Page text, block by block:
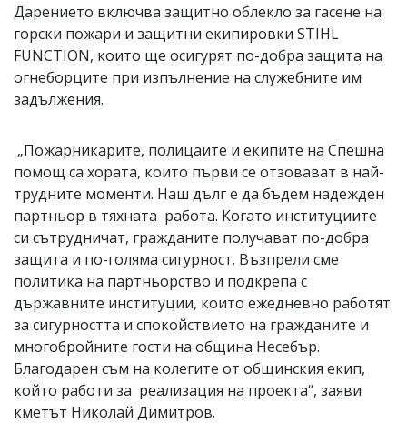
Дарението включва защитно облекло за гасене на
горски пожари и защитни екипировки STIHL
FUNCTION, които ще осигурят по-добра защита на
огнеборците при изпълнение на служебните им
задължения.
„Пожарникарите, полицаите и екипите на Спешна
помощ са хората, които първи се отзовават в най-
трудните моменти. Наш дълг е да бъдем надежден
партньор в тяхната работа. Когато институциите
си сътрудничат, гражданите получават по-добра
защита и по-голяма сигурност. Възпрели сме
политика на партньорство и подкрепа с
държавните институции, които ежедневно работят
за сигурността и спокойствието на гражданите и
многобройните гости на община Несебър.
Благодарен съм на колегите от общинския екип,
който работи за реализация на проекта“, заяви
кметът Николай Димитров.